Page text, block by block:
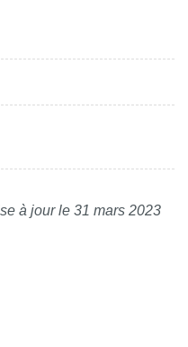
à jour le 31 mars 2023